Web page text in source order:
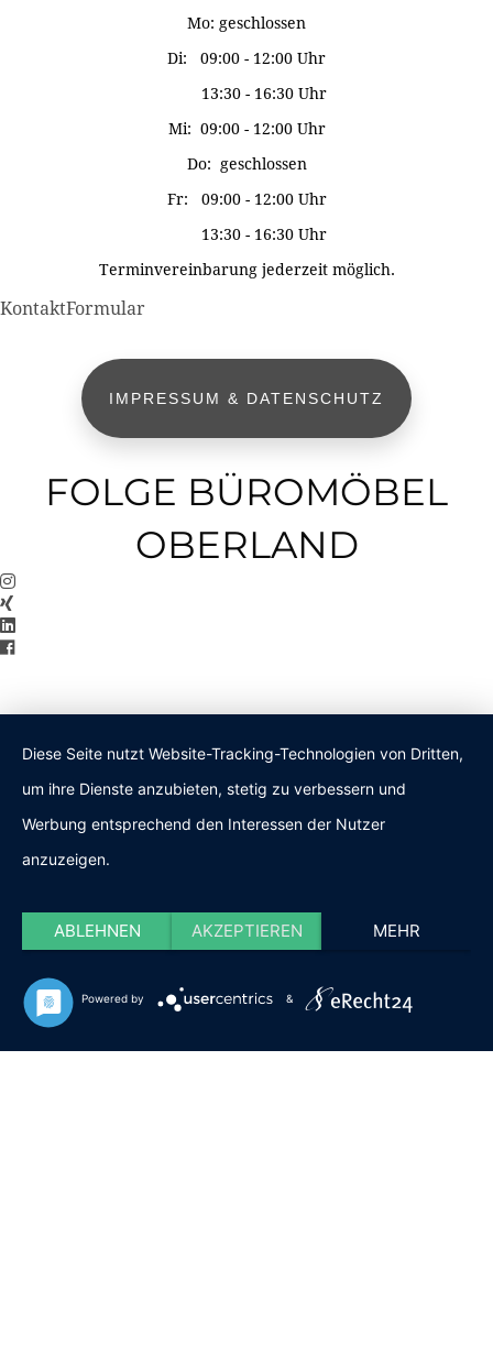
Mo: geschlossen
Di: 09:00 - 12:00 Uhr
13:30 - 16:30 Uhr
Mi: 09:00 - 12:00 Uhr
Do: geschlossen
Fr: 09:00 - 12:00 Uhr
13:30 - 16:30 Uhr
Terminvereinbarung jederzeit möglich.
KontaktFormular
IMPRESSUM & DATENSCHUTZ
FOLGE BÜROMÖBEL
OBERLAND
Diese Seite nutzt Website-Tracking-Technologien von Dritten,
um ihre Dienste anzubieten, stetig zu verbessern und
Werbung entsprechend den Interessen der Nutzer
anzuzeigen.
ABLEHNEN AKZEPTIEREN MEHR
Powered by &